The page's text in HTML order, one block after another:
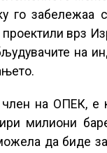
го забележаа
врз
на
член на ОПЕК, е
милиони
да биде